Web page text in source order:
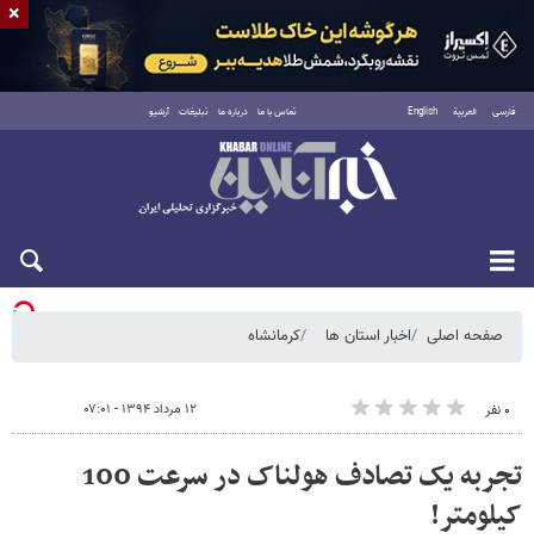
فارسی العربية English تماس با ما درباره ما تبلیغات آرشیو
یکشنبه ۱۸ مرداد ۱۴۰۵
صفحه اصلی اخبار استان ها کرمانشاه
۰ نفر ۱۲ مرداد ۱۳۹۴ - ۰۷:۰۱
تجربه یک تصادف هولناک در سرعت 100
کیلومتر!
×